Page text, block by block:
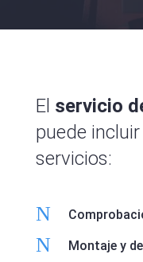
El servicio
puede
servicios:
N
N Montaje y